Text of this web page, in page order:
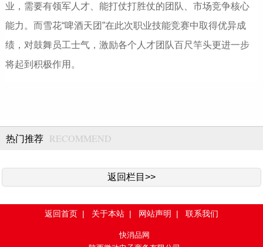
业，需要有领军人才、能打仗打胜仗的团队、市场竞争核心
能力。而雪花“啤酒天团”在此次职业技能竞赛中取得优异成
绩，对鼓舞员工士气，激励各个人才团队百尺竿头更进一步
将起到积极作用。
热门推荐 RECOMMEND
返回栏目>>
返回首页 | 关于本站 | 网站声明 | 联系我们
快消品网